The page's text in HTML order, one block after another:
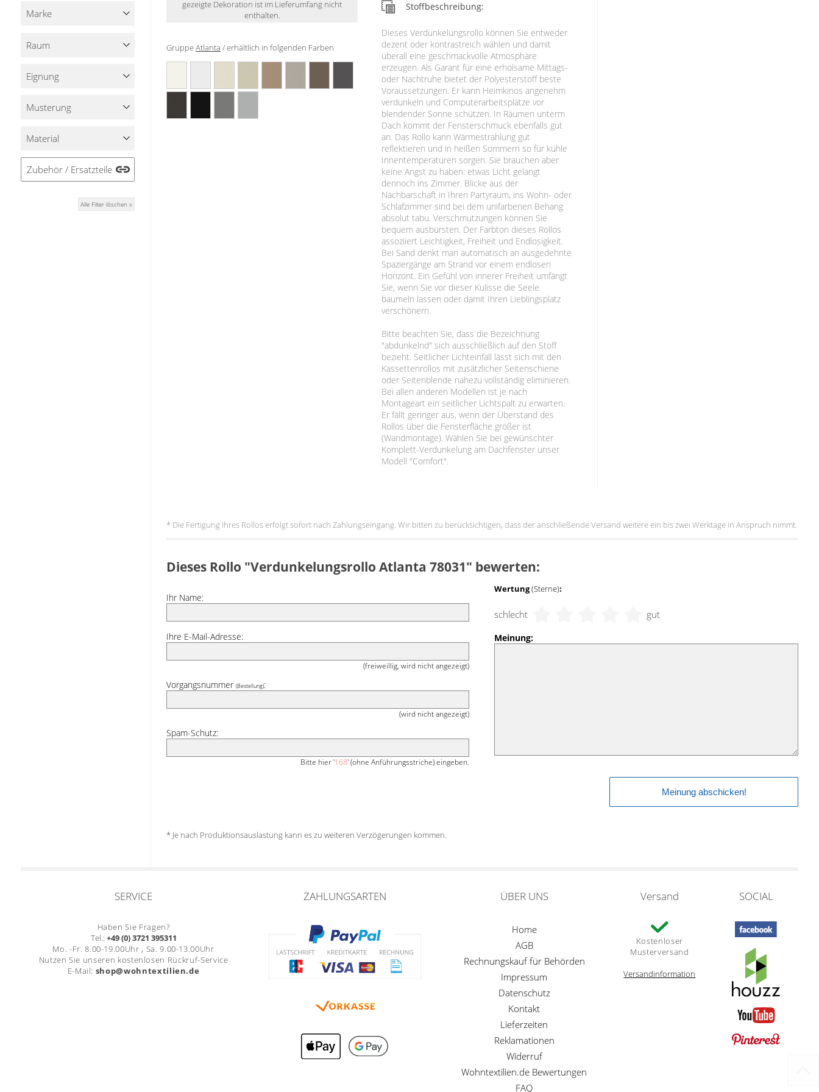
Stoffe
Marke
Raum
Eignung
Musterung
Material
Zubehör / Ersatzteile
Alle Filter löschen x
gezeigte Dekoration ist im Lieferumfang nicht
enthalten.
GruppeAtlanta / erhältlich in folgenden Farben
Stoffbeschreibung:
Dieses Verdunkelungsrollo können Sie entweder
dezent oder kontrastreich wählen und damit
überall eine geschmackvolle Atmosphäre
erzeugen. Als Garant für eine erholsame Mittags-
oder Nachtruhe bietet der Polyesterstoff beste
Voraussetzungen. Er kann Heimkinos angenehm
verdunkeln und Computerarbeitsplätze vor
blendender Sonne schützen. In Räumen unterm
Dach kommt der Fensterschmuck ebenfalls gut
an. Das Rollo kann Wärmestrahlung gut
reflektieren und in heißen Sommern so für kühle
Innentemperaturen sorgen. Sie brauchen aber
keine Angst zu haben: etwas Licht gelangt
dennoch ins Zimmer. Blicke aus der
Nachbarschaft in Ihren Partyraum, ins Wohn- oder
Schlafzimmer sind bei dem unifarbenen Behang
absolut tabu. Verschmutzungen können Sie
bequem ausbürsten. Der Farbton dieses Rollos
assoziiert Leichtigkeit, Freiheit und Endlosigkeit.
Bei Sand denkt man automatisch an ausgedehnte
Spaziergänge am Strand vor einem endlosen
Horizont. Ein Gefühl von innerer Freiheit umfängt
Sie, wenn Sie vor dieser Kulisse die Seele
baumeln lassen oder damit Ihren Lieblingsplatz
verschönern.
Bitte beachten Sie, dass die Bezeichnung
"abdunkelnd" sich ausschließlich auf den Stoff
bezieht. Seitlicher Lichteinfall lässt sich mit den
Kassettenrollos mit zusätzlicher Seitenschiene
oder Seitenblende nahezu vollständig eliminieren.
Bei allen anderen Modellen ist je nach
Montageart ein seitlicher Lichtspalt zu erwarten.
Er fällt geringer aus, wenn der Überstand des
Rollos über die Fensterfläche größer ist
(Wandmontage). Wählen Sie bei gewünschter
Komplett-Verdunkelung am Dachfenster unser
Modell "Comfort".
* Die Fertigung Ihres Rollos erfolgt sofort nach Zahlungseingang. Wir bitten zu berücksichtigen, dass der anschließende Versand weitere ein bis zwei Werktage in Anspruch nimmt.
Dieses Rollo "Verdunkelungsrollo Atlanta 78031" bewerten:
Ihr Name:
Ihre E-Mail-Adresse:
(freiweillig, wird nicht angezeigt)
Vorgangsnummer(Bestellung):
(wird nicht angezeigt)
Spam-Schutz:
Bitte hier '168' (ohne Anführungsstriche) eingeben.
Wertung(Sterne):
schlecht gut
Meinung:
* Je nach Produktionsauslastung kann es zu weiteren Verzögerungen kommen.
SERVICE
Haben Sie Fragen?
Tel.: +49 (0) 3721 395311
Mo. -Fr. 8.00-19.00Uhr , Sa. 9.00-13.00Uhr
Nutzen Sie unseren kostenlosen Rückruf-Service
E-Mail: shop@wohntextilien.de
ZAHLUNGSARTEN ÜBER UNS
Home
AGB
Rechnungskauf für Behörden
Impressum
Datenschutz
Kontakt
Lieferzeiten
Reklamationen
Widerruf
Wohntextilien.de Bewertungen
FAQ
Versand
Kostenloser
Musterversand
Versandinformation
SOCIAL